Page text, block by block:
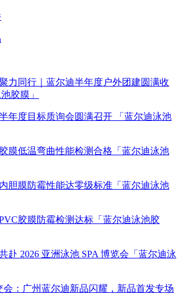
力同行｜蓝尔迪半年度户外团建圆满收
胶膜」
年度目标质询会圆满召开 「蓝尔迪泳池
膜低温弯曲性能检测合格「蓝尔迪泳池
胆膜防霉性能达零级标准「蓝尔迪泳池
胶膜防霉检测达标「蓝尔迪泳池胶
赴 2026 亚洲泳池 SPA 博览会「蓝尔迪泳
会：广州蓝尔迪新品闪耀，新品首发专场